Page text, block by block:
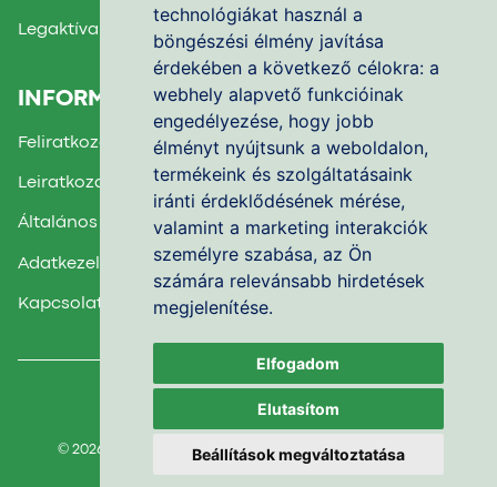
technológiákat használ a
böngészési élmény javítása
érdekében a következő célokra: a
webhely alapvető funkcióinak
engedélyezése, hogy jobb
élményt nyújtsunk a weboldalon,
termékeink és szolgáltatásaink
iránti érdeklődésének mérése,
valamint a marketing interakciók
személyre szabása, az Ön
számára relevánsabb hirdetések
megjelenítése.
Elfogadom
Elutasítom
Beállítások megváltoztatása
Legaktívabb Iskola díj 2024.
INFORMÁCIÓK
Feliratkozás a Hírlevélre
Leiratkozás a Hírlevélről
Általános Felhasználási Feltételek
Adatkezelési Nyilatkozat
Kapcsolatfelvétel
© 2026 Alapértékek Nonprofit Kft.Minden jog fenntartva.